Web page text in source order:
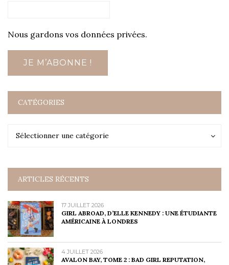
Nous gardons vos données privées.
CATÉGORIES
Sélectionner une catégorie
Catégories
ARTICLES RÉCENTS
17 JUILLET 2026
GIRL ABROAD, D’ELLE KENNEDY : UNE ÉTUDIANTE
AMÉRICAINE À LONDRES
4 JUILLET 2026
AVALON BAY, TOME 2 : BAD GIRL REPUTATION,